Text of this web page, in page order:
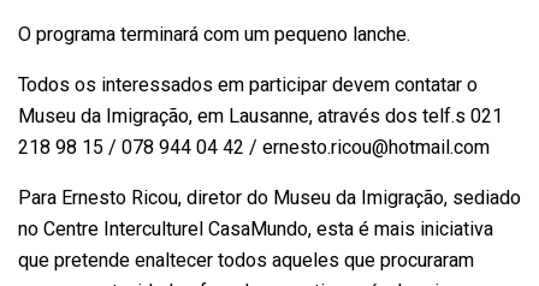
O programa terminará com um pequeno lanche.
Todos os interessados em participar devem contatar o
Museu da Imigração, em Lausanne, através dos telf.s 021
218 98 15 / 078 944 04 42 / ernesto.ricou@hotmail.com
Para Ernesto Ricou, diretor do Museu da Imigração, sediado
no Centre Interculturel CasaMundo, esta é mais iniciativa
que pretende enaltecer todos aqueles que procuraram